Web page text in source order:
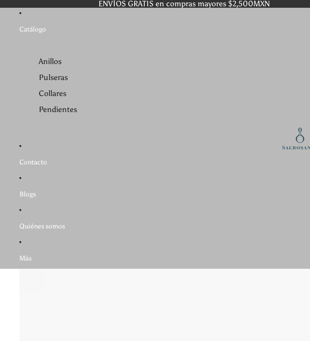
ENVÍOS GRATIS en compras mayores $2,500MXN
Catálogo
Anillos
Pulseras
Collares
Pendientes
Contacto
Blogs
Quiénes somos
Más